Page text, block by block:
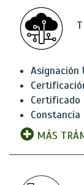
Asignación
Certificado
MÁS